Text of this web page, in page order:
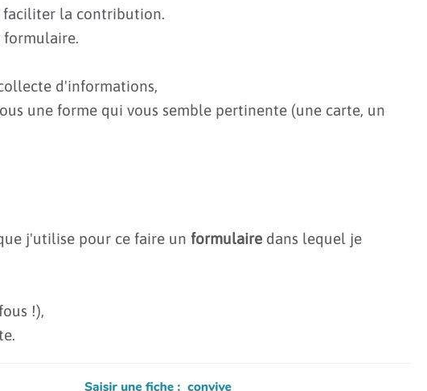
faciliter la contribution.
formulaire.
d'informations,
une forme qui vous semble pertinente (une carte, un
j'utilise pour ce faire un formulaire dans lequel je
!),